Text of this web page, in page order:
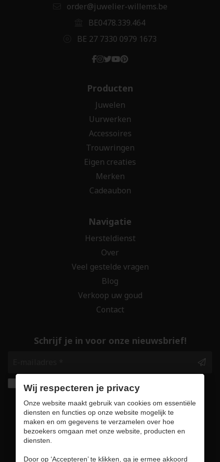
order@juwelier-willems.be
BE0478.339.464
BE 27 7330 0979 1673
Producten
Juwelen
Uurwerken
Accessoires
Trouwringen
Eigen creaties
Merken
Cadeaubon
Navigatie
Hersteldienst
Over
Veel gestelde vragen
Blog
Verkoop uw goud
Contact
Schrijf je in voor onze nieuwsbrief!
Ik geef de toestemming om mijn gegevens te
bewaren en verwerken zoals aangegeven in
onzeprivacy statement. *
Wij respecteren je privacy
Onze website maakt gebruik van cookies om essentiële
diensten en functies op onze website mogelijk te
maken en om gegevens te verzamelen over hoe
bezoekers omgaan met onze website, producten en
diensten.
Door op ‘Accepteren’ te klikken, ga je ermee akkoord